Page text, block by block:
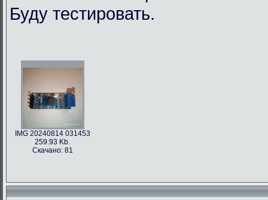
Буду тестировать.
IMG 20240814 031453
259.93 Kb.
Скачано: 81